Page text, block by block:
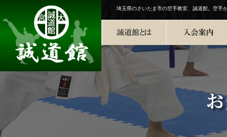
埼玉県のさいたま市の空手教室、誠道館。空手